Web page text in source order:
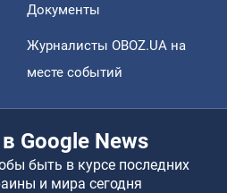
Документы
Журналисты OBOZ.UA на
месте событий
Google News
быть в курсе последних
и мира сегодня